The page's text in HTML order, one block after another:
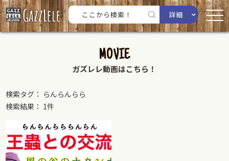
詳細
MOVIE
ガズレレ動画はこちら！
検索タグ： らんらんらら
検索結果： 1件